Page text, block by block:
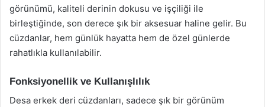
görünümü, kaliteli derinin dokusu ve işçiliği ile
birleştiğinde, son derece şık bir aksesuar haline gelir. Bu
cüzdanlar, hem günlük hayatta hem de özel günlerde
rahatlıkla kullanılabilir.
Fonksiyonellik ve Kullanışlılık
Desa erkek deri cüzdanları, sadece şık bir görünüm